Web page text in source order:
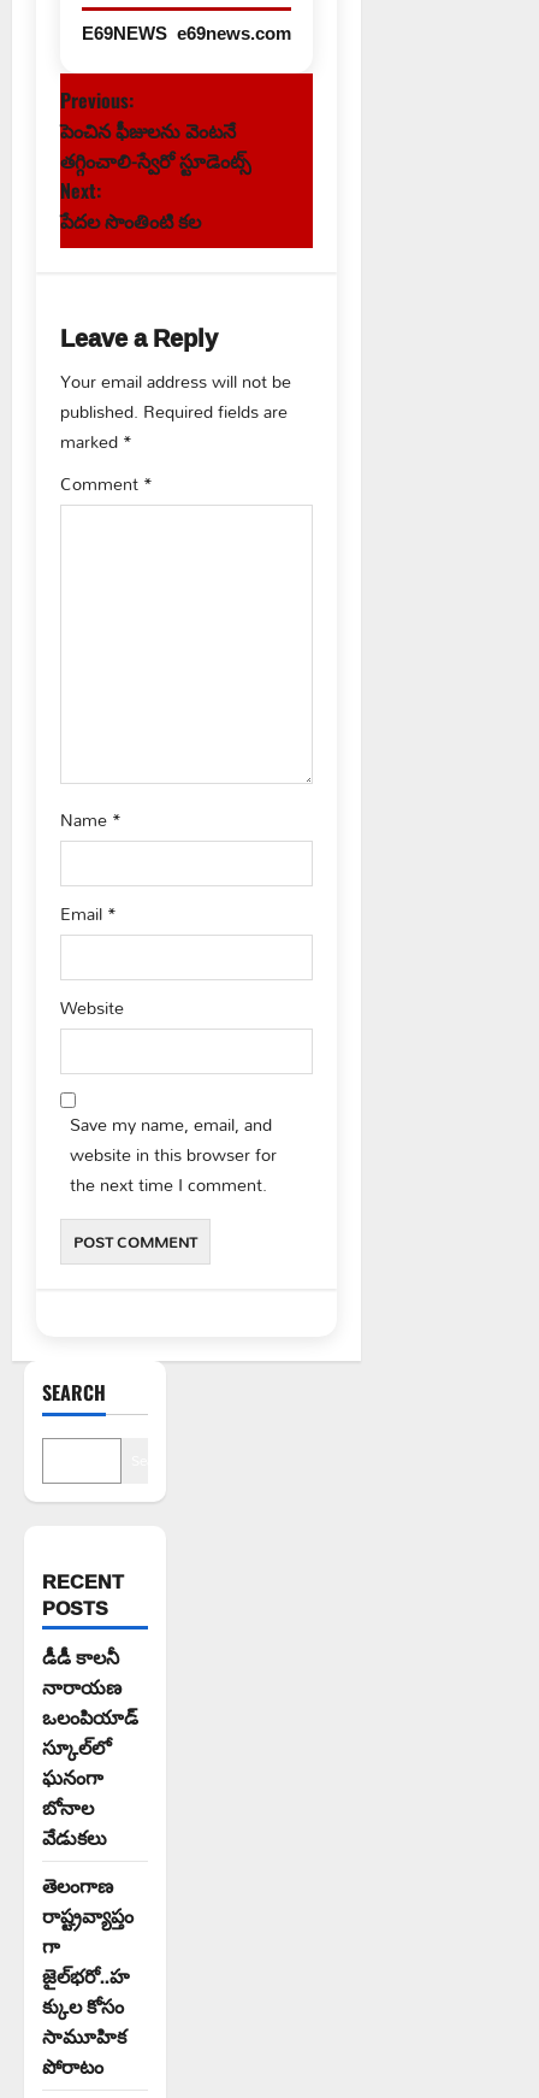
E69NEWS e69news.com
P
o
s
t
n
a
v
i
g
n
Previous:
పెంచిన ఫీజులను వెంటనే
తగ్గించాలి-స్వేరో స్టూడెంట్స్
Next:
పేదల సొంతింటి కల
Leave a Reply
Your email address will not be
published. Required fields are
marked*
Comment*
Name*
Email*
Website
Save my name, email, and
website in this browser for
the next time I comment.
SEARCH
RECENT
POSTS
డీడీ కాలనీ
నారాయణ
ఒలంపియాడ్
స్కూల్‌లో
ఘనంగా
బోనాల
వేడుకలు
తెలంగాణ
రాష్ట్రవ్యాప్తం
గా
జైల్‌భరో..హ
క్కుల కోసం
సామూహిక
పోరాటం